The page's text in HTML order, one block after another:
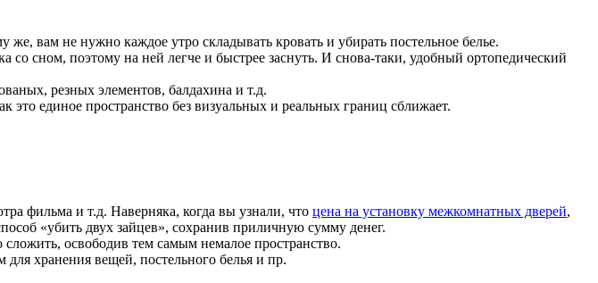
вам не нужно каждое утро складывать кровать и убирать постельное белье.
со сном, поэтому на ней легче и быстрее заснуть. И снова-таки, удобный ортопедический
резных элементов, балдахина и т.д.
единое пространство без визуальных и реальных границ сближает.
фильма и т.д. Наверняка, когда вы узнали, что цена на установку межкомнатных дверей,
«убить двух зайцев», сохранив приличную сумму денег.
сложить, освободив тем самым немалое пространство.
хранения вещей, постельного белья и пр.